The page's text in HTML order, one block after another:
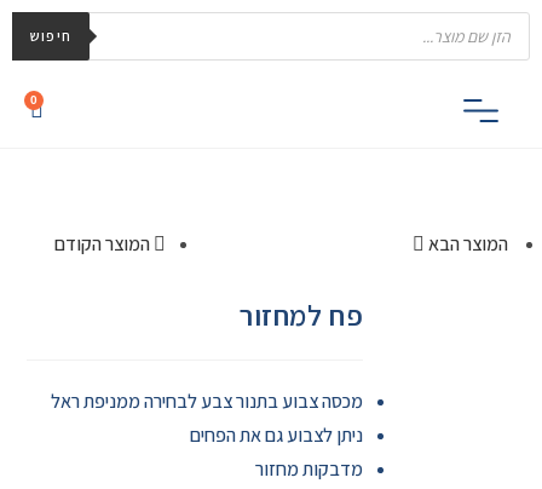
חיפוש
0
המוצר הקודם המוצר הבא
פח למחזור
מכסה צבוע בתנור צבע לבחירה ממניפת ראל
ניתן לצבוע גם את הפחים
מדבקות מחזור